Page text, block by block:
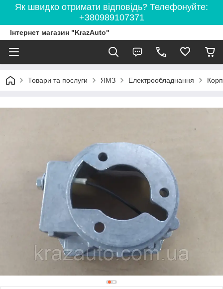
Як швидко отримати відповідь? Телефонуйте:
+380989107371
Інтернет магазин "KrazAuto"
Товари та послуги ЯМЗ Електрообладнання